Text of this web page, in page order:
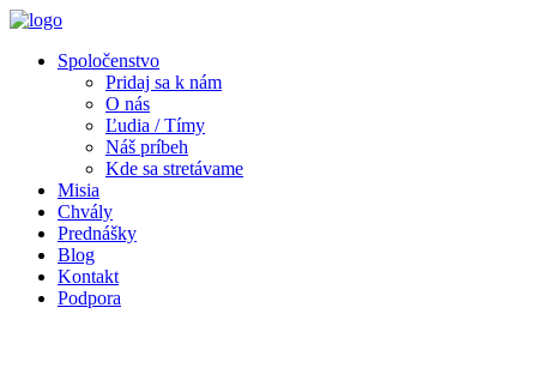
Spoločenstvo
Pridaj sa k nám
O nás
Ľudia / Tímy
Náš príbeh
Kde sa stretávame
Misia
Chvály
Prednášky
Blog
Kontakt
Podpora